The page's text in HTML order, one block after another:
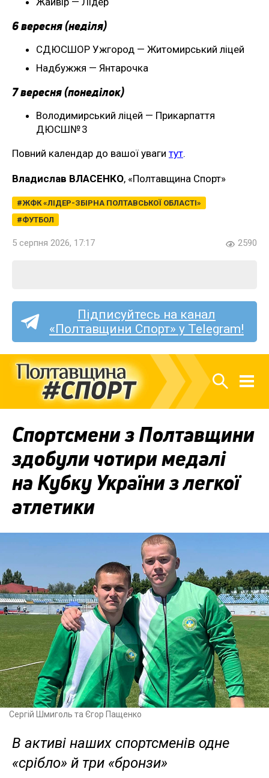
6 вересня (неділя)
СДЮСШОР Ужгород — Житомирський ліцей
Надбужжя — Янтарочка
7 вересня (понеділок)
Володимирський ліцей — Прикарпаття
ДЮСШ№ 3
Повний календар до вашої уваги тут.
Владислав ВЛАСЕНКО, «Полтавщина Спорт»
ЖФК «ЛІДЕР-ЗБІРНА ПОЛТАВСЬКОЇ ОБЛАСТІ»
ФУТБОЛ
5 серпня 2026, 17:17 2590
Підписуйтесь на канал
«Полтавщини Спорт» у Telegram!
Спортсмени з Полтавщини
здобули чотири медалі
на Кубку України з легкої
атлетики
Сергій Шмиголь та Єгор Пащенко
В активі наших спортсменів одне
«срібло» й три «бронзи»